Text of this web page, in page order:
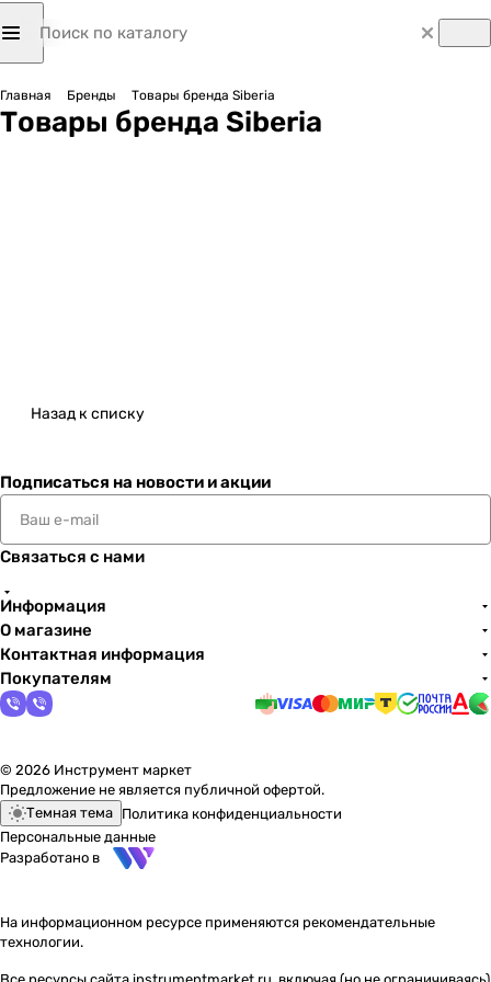
Главная Бренды Товары бренда Siberia
Товары бренда Siberia
Назад к списку
Подписаться на новости и акции
Связаться с нами
Информация
О магазине
Контактная информация
Покупателям
© 2026 Инструмент маркет
Предложение не является публичной офертой.
Темная тема Политика конфиденциальности
Персональные данные
Разработано в
На информационном ресурсе применяются рекомендательные
технологии.